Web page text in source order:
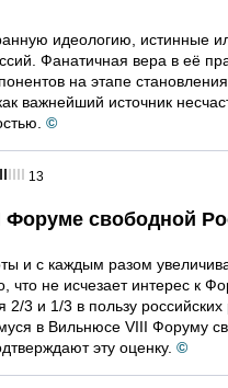
идеологию, истинные
Фанатичная вера в её
на этапе становления
важнейший источник
©
13
Форуме свободной
и с каждым разом
что не исчезает интерес к
2/3 и 1/3 в пользу
в Вильнюсе VIII Форуму
эту оценку. ©